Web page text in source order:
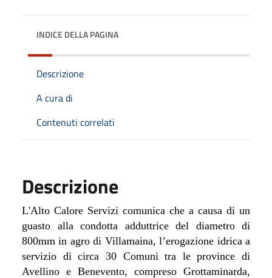
INDICE DELLA PAGINA
Descrizione
A cura di
Contenuti correlati
Descrizione
L'Alto Calore Servizi comunica che a causa di un
guasto alla condotta adduttrice del diametro di
800mm in agro di Villamaina, l’erogazione idrica a
servizio di circa 30 Comuni tra le province di
Avellino e Benevento, compreso Grottaminarda,